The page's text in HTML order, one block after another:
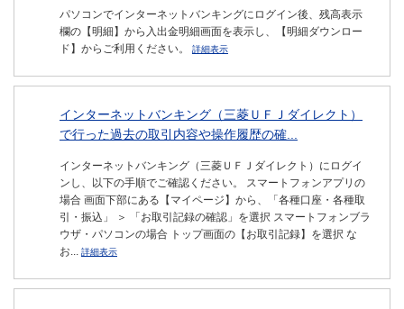
パソコンでインターネットバンキングにログイン後、残高表示
欄の【明細】から入出金明細画面を表示し、【明細ダウンロー
ド】からご利用ください。
詳細表示
インターネットバンキング（三菱ＵＦＪダイレクト）
で行った過去の取引内容や操作履歴の確...
インターネットバンキング（三菱ＵＦＪダイレクト）にログイ
ンし、以下の手順でご確認ください。 スマートフォンアプリの
場合 画面下部にある【マイページ】から、「各種口座・各種取
引・振込」 ＞ 「お取引記録の確認」を選択 スマートフォンブラ
ウザ・パソコンの場合 トップ画面の【お取引記録】を選択 な
お... 詳細表示